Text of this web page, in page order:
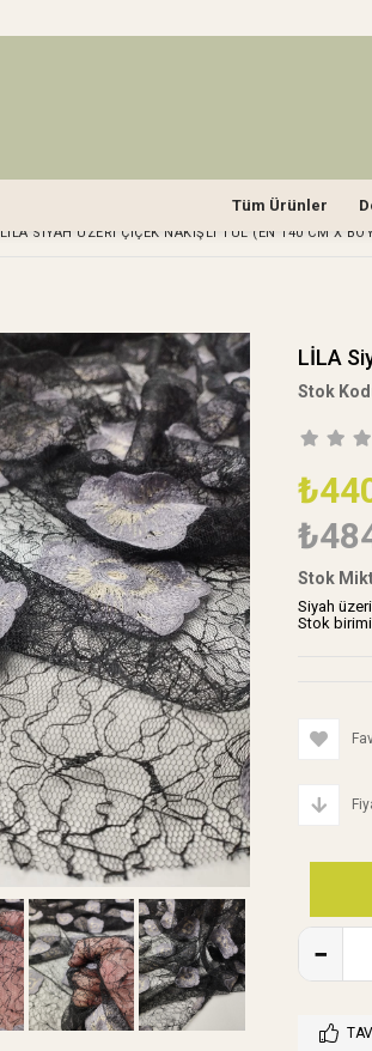
Tüm Ürünler
LİLA SIYAH ÜZERI ÇIÇEK NAKIŞLI TÜL (EN 140 CM X
LİLA
Stok
Siyah
Stok